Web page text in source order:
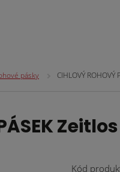
pásky CIHLOVÝ
Kód